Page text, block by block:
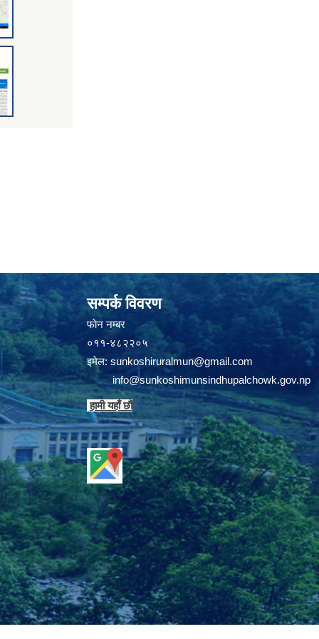
सम्पर्क विवरण
फाेन न‌‍‍‍‌‌म्बर
०११-४८२२०५
इमेल: sunkoshiruralmun@gmail.com
info@sunkoshimunsindhupalchowk.gov.np
हामी यहाँ छाै‌ं